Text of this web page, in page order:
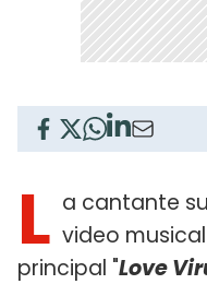
L a cantante
video
principal "Love